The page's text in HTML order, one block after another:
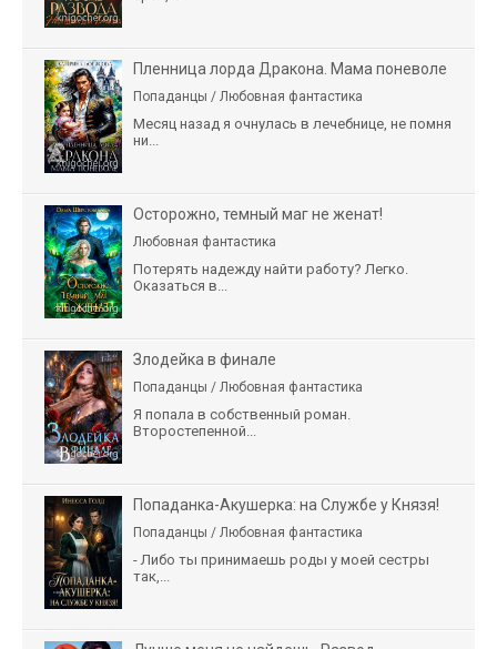
Пленница лорда Дракона. Мама поневоле
Попаданцы / Любовная фантастика
Месяц назад я очнулась в лечебнице, не помня
ни...
Осторожно, темный маг не женат!
Любовная фантастика
Потерять надежду найти работу? Легко.
Оказаться в...
Злодейка в финале
Попаданцы / Любовная фантастика
Я попала в собственный роман.
Второстепенной...
Попаданка-Акушерка: на Службе у Князя!
Попаданцы / Любовная фантастика
- Либо ты принимаешь роды у моей сестры
так,...